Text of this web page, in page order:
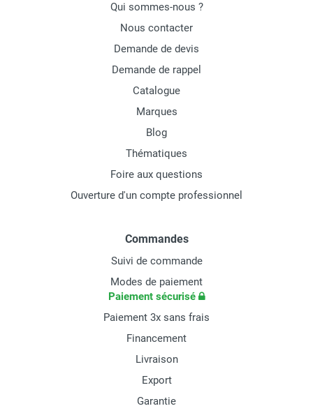
Qui sommes-nous ?
Nous contacter
Demande de devis
Demande de rappel
Catalogue
Marques
Blog
Thématiques
Foire aux questions
Ouverture d'un compte professionnel
Commandes
Suivi de commande
Modes de paiement
Paiement sécurisé
Paiement 3x sans frais
Financement
Livraison
Export
Garantie